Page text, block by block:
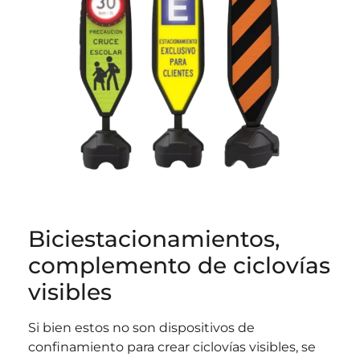
Biciestacionamientos,
complemento de ciclovías
visibles
Si bien estos no son dispositivos de
confinamiento para crear ciclovías visibles, se